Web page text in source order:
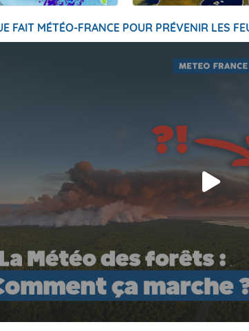
FAIT MÉTÉO-FRANCE POUR PRÉVENIR LES